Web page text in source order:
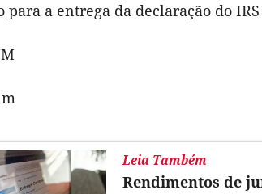
para a entrega da declaração do
Leia Também
Rendimentos de